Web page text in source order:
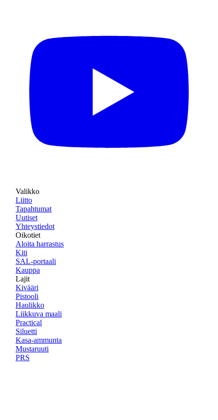
Valikko
Liitto
Tapahtumat
Uutiset
Yhteystiedot
Oikotiet
Aloita harrastus
Kiti
SAL-portaali
Kauppa
Lajit
Kivääri
Pistooli
Haulikko
Liikkuva maali
Practical
Siluetti
Kasa-ammunta
Mustaruuti
PRS